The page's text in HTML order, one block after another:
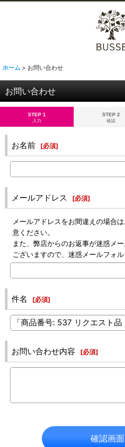
ホーム > お問い合わせ
お問い合わせ
STEP 1
入力
STEP 2
確認
お名前 [必須]
メールアドレス [必須]
メールアドレスをお間違えの場合
意ください。
また、弊店からのお返事が迷惑メ
ございますので、迷惑メールフォル
件名 [必須]
お問い合わせ内容 [必須]
確認画